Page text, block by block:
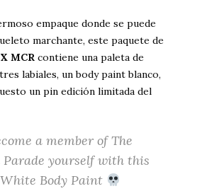
empaque donde se puede
marchante, este paquete de
MCR contiene una paleta de
labiales, un body paint blanco,
un pin edición limitada del
a member of The
Parade yourself with this
Body Paint